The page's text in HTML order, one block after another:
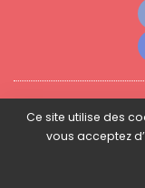
Contact ●
© 2025 -
Ce site utilise des
vous acceptez